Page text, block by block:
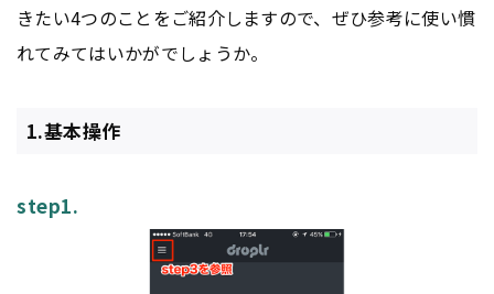
きたい4つのことをご紹介しますので、ぜひ参考に使い慣
れてみてはいかがでしょうか。
1.基本操作
step1.